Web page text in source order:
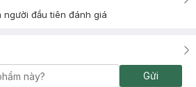
người đầu tiên đánh giá
Gửi